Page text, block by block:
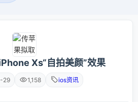
Xs“自拍美颜”效果
29 1,158 ios资讯